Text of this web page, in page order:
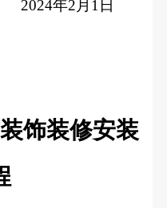
年2月1日
饰装修安装